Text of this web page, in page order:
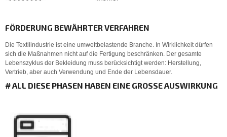
FÖRDERUNG BEWÄHRTER VERFAHREN
Die Textilindustrie ist eine umweltbelastende Branche. In Wirklichkeit dürfen
sich die Maßnahmen nicht auf die Fertigung beschränken. Der gesamte
Lebenszyklus der Bekleidung muss berücksichtigt werden: Herstellung,
Vertrieb, aber auch Verwendung und Ende der Lebensdauer.
# ALL DIESE PHASEN HABEN EINE GROSSE AUSWIRKUNG